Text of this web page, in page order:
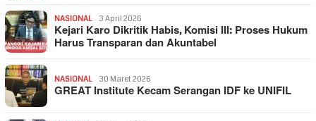
NASIONAL 3 April 2026
Kejari Karo Dikritik Habis, Komisi III: Proses Hukum
Harus Transparan dan Akuntabel
NASIONAL 30 Maret 2026
GREAT Institute Kecam Serangan IDF ke UNIFIL